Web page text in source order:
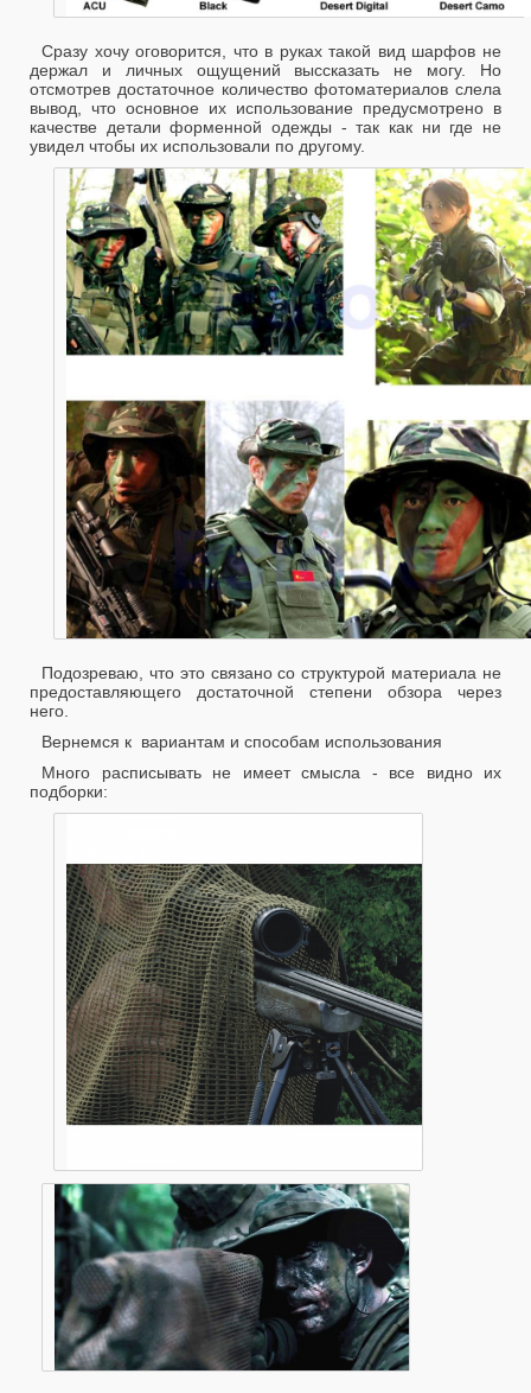
Сразу хочу оговорится, что в руках такой вид шарфов не
держал и личных ощущений выссказать не могу. Но
отсмотрев достаточное количество фотоматериалов слела
вывод, что основное их использование предусмотрено в
качестве детали форменной одежды - так как ни где не
увидел чтобы их использовали по другому.
Подозреваю, что это связано со структурой материала не
предоставляющего достаточной степени обзора через
него.
Вернемся к вариантам и способам использования
Много расписывать не имеет смысла - все видно их
подборки: